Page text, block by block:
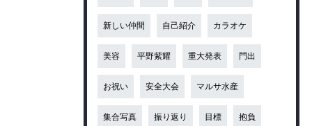
新しい仲間 自己紹介 カラオケ
美容 平野紫耀 重大発表 門出
お祝い 安全大会 マルサ水産
集合写真 振り返り 目標 抱負